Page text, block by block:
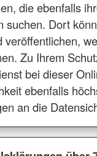
die ebenfalls
suchen. Dort
veröffentlichen,
Zu Ihrem
bei dieser
ebenfalls
an die